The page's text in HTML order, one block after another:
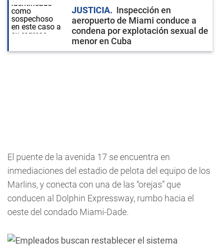
JUSTICIA
Inspección en
aeropuerto de Miami conduce a
condena por explotación sexual de
menor en Cuba
El puente de la avenida 17 se encuentra en
inmediaciones del estadio de pelota del equipo de los
Marlins, y conecta con una de las “orejas” que
conducen al Dolphin Expressway, rumbo hacia el
oeste del condado Miami-Dade.